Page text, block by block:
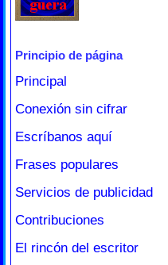
Principio de página
Principal
Conexión sin cifrar
Escríbanos aquí
Frases populares
Servicios de publicidad
Contribuciones
El rincón del escritor